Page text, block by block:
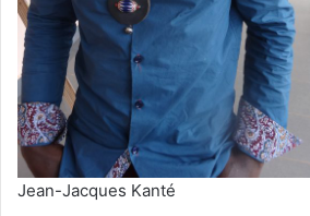
Jean-Jacques Kanté